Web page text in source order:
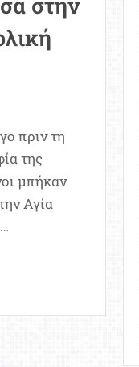
πριν τη
της
μπήκαν
Αγία